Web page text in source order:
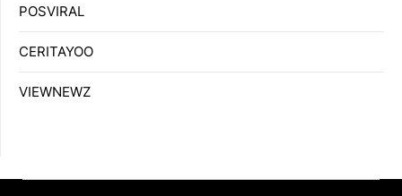
POSVIRAL
CERITAYOO
VIEWNEWZ